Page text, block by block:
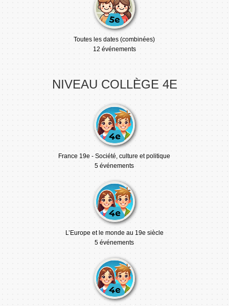
Toutes les dates (combinées)
12 événements
NIVEAU COLLÈGE 4E
France 19e - Société, culture et politique
5 événements
L’Europe et le monde au 19e siècle
5 événements